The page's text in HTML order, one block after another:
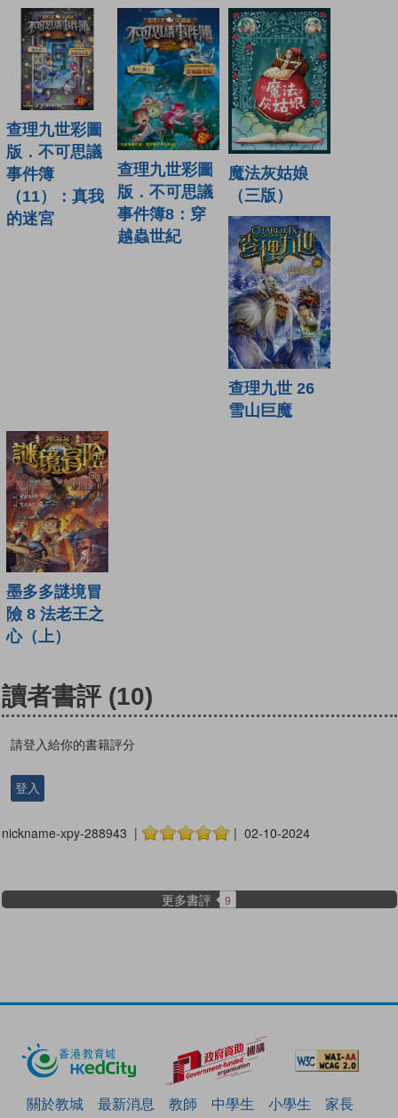
查理九世彩圖
版．不可思議
事件簿
（11）：真我
的迷宮
查理九世彩圖
版．不可思議
事件簿8：穿
越蟲世紀
魔法灰姑娘
（三版）
查理九世 26
雪山巨魔
墨多多謎境冒
險 8 法老王之
心（上）
讀者書評 (10)
請登入給你的書籍評分
登入
nickname-xpy-288943 | | 02-10-2024
更多書評 9
關於教城 最新消息 教師 中學生 小學生 家長